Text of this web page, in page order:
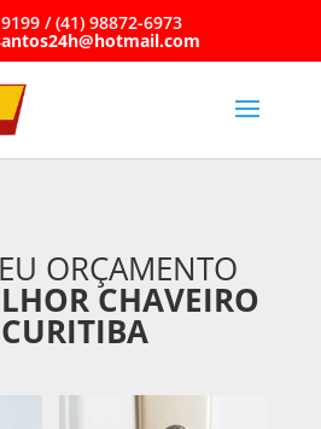
/ (41) 98872-6973
ORÇAMENTO
CHAVEIRO